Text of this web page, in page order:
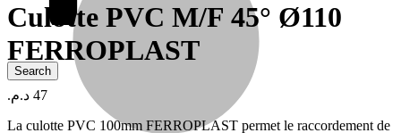
Contactez nous
Culotte PVC M/F 45° Ø110
FERROPLAST
47 د.م.
La culotte PVC 100mm FERROPLAST permet le raccordement de